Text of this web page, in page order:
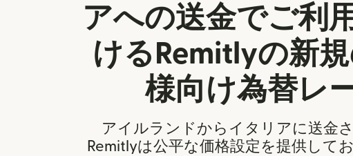
アへの送金でご利
けるRemitlyの新
様向け為替レ
アイルランドからイタリアに送金
Remitlyは公平な価格設定を提供して